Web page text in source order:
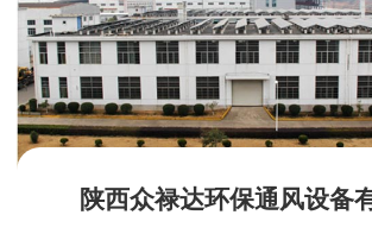
陕西众禄达环保通风设备